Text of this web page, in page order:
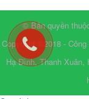
© Bản quyền
Copyright ©2018 -
Hạ Đình, Thanh Xuân,